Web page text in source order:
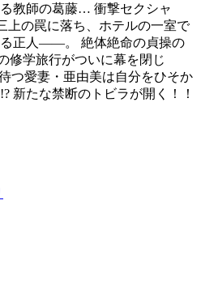
教師の葛藤… 衝撃セクシャ
上の罠に落ち、ホテルの一室で
正人――。 絶体絶命の貞操の
修学旅行がついに幕を閉じ
つ愛妻・亜由美は自分をひそか
新たな禁断のトビラが開く！！